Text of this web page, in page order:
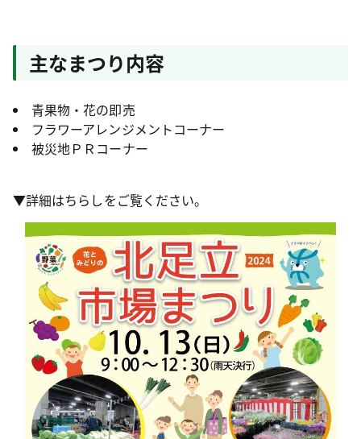
主なまつり内容
青果物・花の即売
フラワーアレンジメントコーナー
被災地ＰＲコーナー
▼詳細はちらしをご覧ください。